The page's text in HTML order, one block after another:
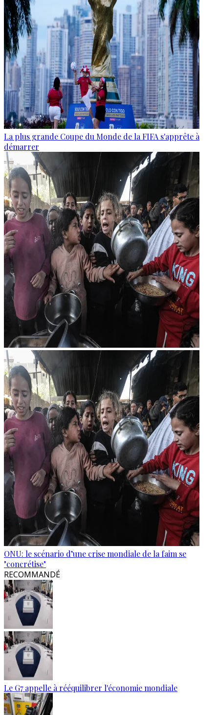
La plus grande Coupe du Monde de la FIFA s'apprête à
démarrer
ONU: le scénario d’une crise mondiale de la faim se
"concrétise"
RECOMMANDÉ
Le G7 appelle à rééquilibrer l'économie mondiale